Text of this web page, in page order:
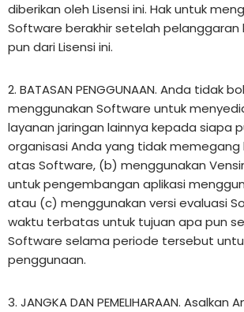
diberikan oleh Lisensi ini. Hak untuk
Software berakhir setelah
pun dari Lisensi ini.
2. BATASAN PENGGUNAAN. Anda tidak
menggunakan Software untuk
layanan jaringan lainnya kepada siapa
organisasi Anda yang tidak memegang
atas Software, (b) menggunakan
untuk pengembangan aplikasi
atau (c) menggunakan versi evaluasi
waktu terbatas untuk tujuan apa pun
Software selama periode tersebut
penggunaan.
3. JANGKA DAN PEMELIHARAAN. Asalkan